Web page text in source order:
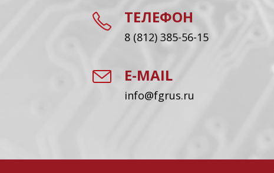
ТЕЛЕФОН
8 (812) 385-56-15
E-MAIL
info@fgrus.ru